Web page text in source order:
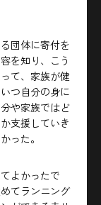
団体に寄付を
を知り、こう
て、家族が健
つ自分の身に
や家族ではど
支援していき
った。
よかったで
てランニング